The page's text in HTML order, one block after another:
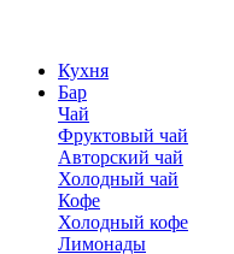
Кухня
Бар
Чай
Фруктовый чай
Авторский чай
Холодный чай
Кофе
Холодный кофе
Лимонады